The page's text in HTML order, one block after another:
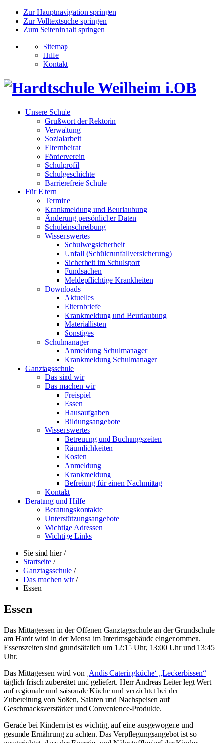
Zur Hauptnavigation springen
Zur Volltextsuche springen
Zum Seiteninhalt springen
Sitemap
Hilfe
Kontakt
Unsere Schule
Grußwort der Rektorin
Verwaltung
Sozialarbeit
Elternbeirat
Förderverein
Schulprofil
Schulgeschichte
Barrierefreie Schule
Für Eltern
Termine
Krankmeldung und Beurlaubung
Änderung persönlicher Daten
Schuleinschreibung
Wissenswertes
Schulwegsicherheit
Unfall (Schülerunfallversicherung)
Sicherheit im Schulsport
Fundsachen
Meldepflichtige Krankheiten
Downloads
Aktuelles
Elternbriefe
Krankmeldung und Beurlaubung
Materiallisten
Sonstiges
Schulmanager
Anmeldung Schulmanager
Krankmeldung Schulmanager
Ganztagsschule
Das sind wir
Das machen wir
Freispiel
Essen
Hausaufgaben
Bildungsangebote
Wissenswertes
Betreuung und Buchungszeiten
Räumlichkeiten
Kosten
Anmeldung
Krankmeldung
Befreiung für einen Nachmittag
Kontakt
Beratung und Hilfe
Beratungskontakte
Unterstützungsangebote
Wichtige Adressen
Wichtige Links
Sie sind hier/
Startseite /
Ganztagsschule /
Das machen wir /
Essen
Essen
Das Mittagessen in der Offenen Ganztagsschule an der Grundschule
am Hardt wird in der Mensa im Interimsgebäude eingenommen.
Essenszeiten sind grundsätzlich um 12:15 Uhr, 13:00 Uhr und 13:45
Uhr.
Das Mittagessen wird von ‚Andis Cateringküche‘ „Leckerbissen“
täglich frisch zubereitet und geliefert. Herr Andreas Leiter legt Wert
auf regionale und saisonale Küche und verzichtet bei der
Zubereitung von Soßen, Salaten und Nachspeisen auf
Geschmacksverstärker und Convenience-Produkte.
Gerade bei Kindern ist es wichtig, auf eine ausgewogene und
gesunde Ernährung zu achten. Das Verpflegungsangebot ist so